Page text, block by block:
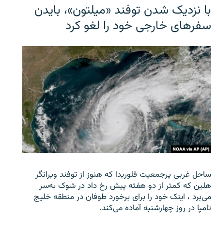
با نزدیک شدن توفند «میلتون»، بایدن
سفرهای خارجی خود را لغو کرد
ساحل غربی پرجمعیت فلوریدا که هنوز از توفند ویرانگر
هلین که کمتر از دو هفته پیش رخ داد در شوک به‌سر
می‌برد ، اینک خود را برای برخورد طوفان در منطقه خلیج
تامپا در روز چهارشنبه آماده می‌کند.